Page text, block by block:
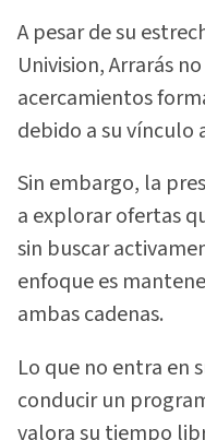
A pesar de su
Univision, Arrarás
acercamientos
debido a su vínculo
Sin embargo, la
a explorar ofertas
sin buscar
enfoque es
ambas cadenas.
Lo que no entra en
conducir un
valora su tiempo